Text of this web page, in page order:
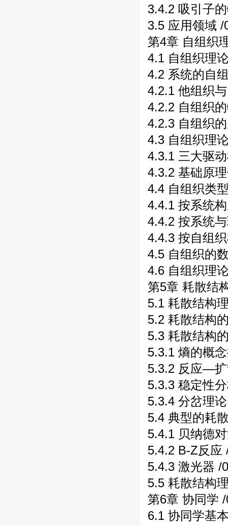
3.4.2 吸引子
3.5 应用领域 /
第4章 自组织
4.1 自组织理
4.2 系统的自
4.2.1 他组织
4.2.2 自组织
4.2.3 自组织
4.3 自组织理
4.3.1 三大驱
4.3.2 基础原
4.4 自组织类
4.4.1 按系统
4.4.2 按系统
4.4.3 按自组
4.5 自组织的
4.6 自组织理
第5章 耗散结
5.1 耗散结构
5.2 耗散结构
5.3 耗散结构
5.3.1 熵的概
5.3.2 反应—
5.3.3 稳定性
5.3.4 分岔理
5.4 典型的耗
5.4.1 贝纳德
5.4.2 B-Z反应
5.4.3 激光器 /
5.5 耗散结构
第6章 协同学
6.1 协同学基